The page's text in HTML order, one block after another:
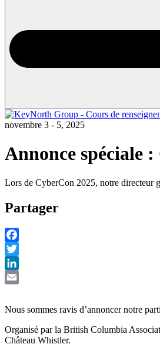
novembre 3 - 5, 2025
Annonce spéciale
Lors de CyberCon 2025, notre directeur
Partager
Facebook
Twitter
LinkedIn
Nous sommes ravis d’annoncer notre
Organisé par la British Columbia
Château Whistler.